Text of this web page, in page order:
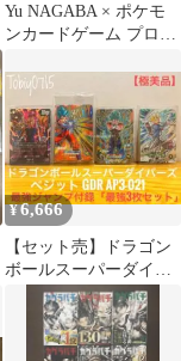
Yu NAGABA × ポケモ
ンカードゲーム プロモ
¥6,666
【セット売】ドラゴン
ボールスーパーダイバ
ーズ GDR含む12枚＋付
録特典付未開封